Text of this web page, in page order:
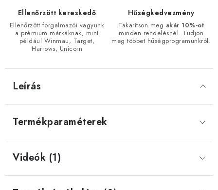
Ellenőrzött kereskedő
Ellenőrzött forgalmazói vagyunk
a prémium márkáknak, mint
például Winmau, Target,
Harrows, Unicorn
Hűségkedvezmény
Takarítson meg akár 10%-ot
minden rendelésnél. Tudjon
meg többet hűségprogramunkról.
Leírás
Termékparaméterek
Videók (1)